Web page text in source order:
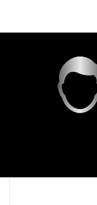
content